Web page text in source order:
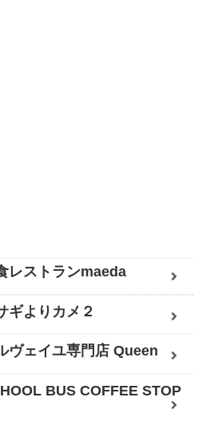
レストランmaeda
ギよりカメ２
ヴェイユ専門店 Queen
BUS COFFEE STOP